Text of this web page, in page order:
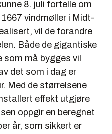
8. juli fortelle om
vindmøller i Midt-
vil de forandre
Både de gigantiske
må bygges vil
det som i dag er
Med de størrelsene
effekt utgjøre
oppgir en beregnet
år, som sikkert er